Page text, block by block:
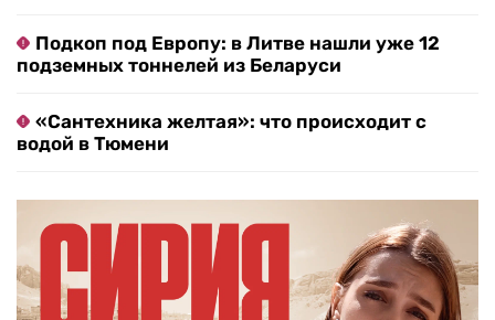
Подкоп под Европу: в Литве нашли уже 12
подземных тоннелей из Беларуси
«Сантехника желтая»: что происходит с
водой в Тюмени